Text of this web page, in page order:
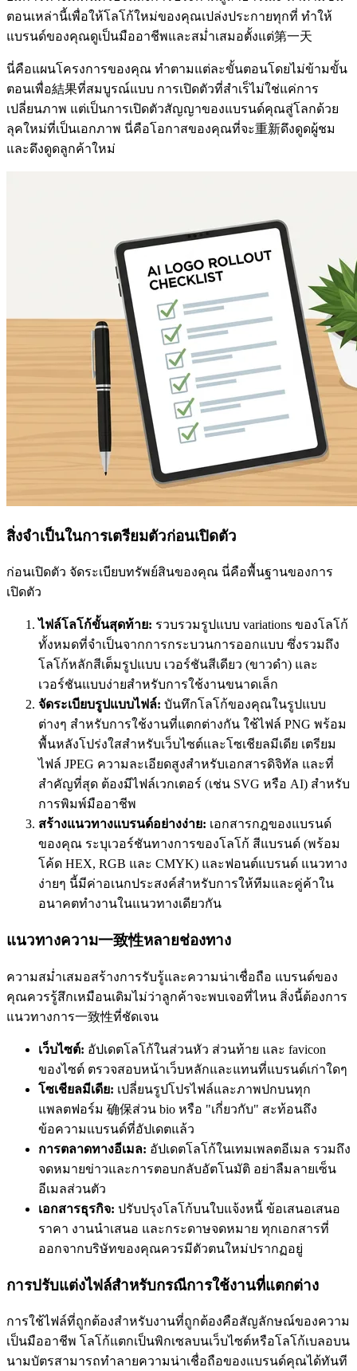
ตอนเหล่านี้เพื่อให้โลโก้ใหม่ของคุณเปล่งประกายทุกที่ ทำให้
แบรนด์ของคุณดูเป็นมืออาชีพและสม่ำเสมอตั้งแต่第一天
นี่คือแผนโครงการของคุณ ทำตามแต่ละขั้นตอนโดยไม่ข้ามขั้น
ตอนเพื่อ結果ที่สมบูรณ์แบบ การเปิดตัวที่สำเร็ไม่ใช่แค่การ
เปลี่ยนภาพ แต่เป็นการเปิดตัวสัญญาของแบรนด์คุณสู่โลกด้วย
ลุคใหม่ที่เป็นเอกภาพ นี่คือโอกาสของคุณที่จะ重新ดึงดูดผู้ชม
และดึงดูดลูกค้าใหม่
สิ่งจำเป็นในการเตรียมตัวก่อนเปิดตัว
ก่อนเปิดตัว จัดระเบียบทรัพย์สินของคุณ นี่คือพื้นฐานของการ
เปิดตัว
ไฟล์โลโก้ขั้นสุดท้าย: รวบรวมรูปแบบ variations ของโลโก้
ทั้งหมดที่จำเป็นจากการกระบวนการออกแบบ ซึ่งรวมถึง
โลโก้หลักสีเต็มรูปแบบ เวอร์ชันสีเดียว (ขาวดำ) และ
เวอร์ชันแบบง่ายสำหรับการใช้งานขนาดเล็ก
จัดระเบียบรูปแบบไฟล์: บันทึกโลโก้ของคุณในรูปแบบ
ต่างๆ สำหรับการใช้งานที่แตกต่างกัน ใช้ไฟล์ PNG พร้อม
พื้นหลังโปร่งใสสำหรับเว็บไซต์และโซเชียลมีเดีย เตรียม
ไฟล์ JPEG ความละเอียดสูงสำหรับเอกสารดิจิทัล และที่
สำคัญที่สุด ต้องมีไฟล์เวกเตอร์ (เช่น SVG หรือ AI) สำหรับ
การพิมพ์มืออาชีพ
สร้างแนวทางแบรนด์อย่างง่าย: เอกสารกฎของแบรนด์
ของคุณ ระบุเวอร์ชันทางการของโลโก้ สีแบรนด์ (พร้อม
โค้ด HEX, RGB และ CMYK) และฟอนต์แบรนด์ แนวทาง
ง่ายๆ นี้มีค่าอเนกประสงค์สำหรับการให้ทีมและคู่ค้าใน
อนาคตทำงานในแนวทางเดียวกัน
แนวทางความ一致性หลายช่องทาง
ความสม่ำเสมอสร้างการรับรู้และความน่าเชื่อถือ แบรนด์ของ
คุณควรรู้สึกเหมือนเดิมไม่ว่าลูกค้าจะพบเจอที่ไหน สิ่งนี้ต้องการ
แนวทางการ一致性ที่ชัดเจน
เว็บไซต์: อัปเดตโลโก้ในส่วนหัว ส่วนท้าย และ favicon
ของไซต์ ตรวจสอบหน้าเว็บหลักและแทนที่แบรนด์เก่าใดๆ
โซเชียลมีเดีย: เปลี่ยนรูปโปรไฟล์และภาพปกบนทุก
แพลตฟอร์ม 确保ส่วน bio หรือ "เกี่ยวกับ" สะท้อนถึง
ข้อความแบรนด์ที่อัปเดตแล้ว
การตลาดทางอีเมล: อัปเดตโลโก้ในเทมเพลตอีเมล รวมถึง
จดหมายข่าวและการตอบกลับอัตโนมัติ อย่าลืมลายเซ็น
อีเมลส่วนตัว
เอกสารธุรกิจ: ปรับปรุงโลโก้บนใบแจ้งหนี้ ข้อเสนอเสนอ
ราคา งานนำเสนอ และกระดาษจดหมาย ทุกเอกสารที่
ออกจากบริษัทของคุณควรมีตัวตนใหม่ปรากฏอยู่
การปรับแต่งไฟล์สำหรับกรณีการใช้งานที่แตกต่าง
การใช้ไฟล์ที่ถูกต้องสำหรับงานที่ถูกต้องคือสัญลักษณ์ของความ
เป็นมืออาชีพ โลโก้แตกเป็นพิกเซลบนเว็บไซต์หรือโลโก้เบลอบน
นามบัตรสามารถทำลายความน่าเชื่อถือของแบรนด์คุณได้ทันที